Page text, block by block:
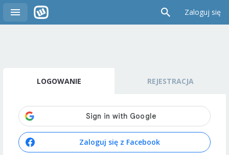
Zaloguj się
LOGOWANIE REJESTRACJA
Zaloguj się z Facebook